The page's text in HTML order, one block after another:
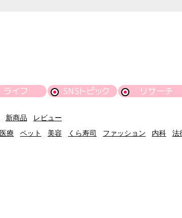
ライフ SNSトピック リサーチ
新商品
レビュー
医療 ペット 美容 くら寿司 ファッション 内科 法